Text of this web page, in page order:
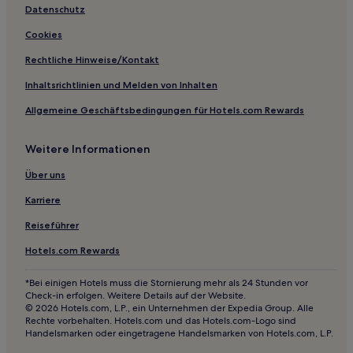
Familien in Leinfelden-Echterdingen
Haustierfreundliche in Pforzheim
Familien in Pforzheim
Hotels mit Parkplatz in Regierungsbezirk Stuttgart
Haustierfreundliche nahe SI-Centrum Stuttgart
Hotels mit Pool nahe SI-Centrum Stuttgart
Familien nahe SI-Centrum Stuttgart
Hotels mit Parkplatz in Landkreis Esslingen
Familien in Tübingen
Haustierfreundliche in Tübingen
Hotels mit Parkplatz in Fellbach
Haustierfreundliche in Baden-Württemberg
Ski in Baden-Württemberg
Datenschutz
Cookies
Rechtliche Hinweise/Kontakt
Inhaltsrichtlinien und Melden von Inhalten
Allgemeine Geschäftsbedingungen für Hotels.com Rewards
Weitere Informationen
Über uns
Karriere
Reiseführer
Hotels.com Rewards
*Bei einigen Hotels muss die Stornierung mehr als 24 Stunden vor
Check-in erfolgen. Weitere Details auf der Website.
© 2026 Hotels.com, L.P., ein Unternehmen der Expedia Group. Alle
Rechte vorbehalten. Hotels.com und das Hotels.com-Logo sind
Handelsmarken oder eingetragene Handelsmarken von Hotels.com, L.P.